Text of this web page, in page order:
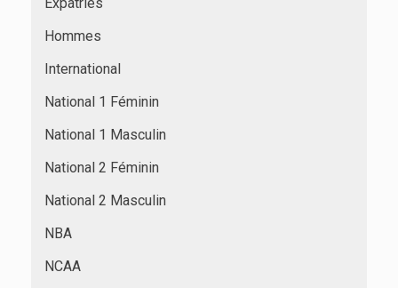
Hommes
International
National 1 Féminin
National 1 Masculin
National 2 Féminin
National 2 Masculin
NBA
NCAA